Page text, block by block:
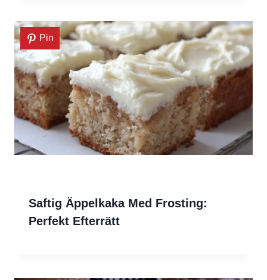
Pin
Saftig Äppelkaka Med Frosting:
Perfekt Efterrätt